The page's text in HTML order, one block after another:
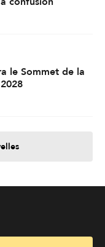
le Sommet de la